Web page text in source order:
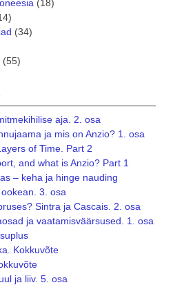
(18)
(34)
(55)
aja. 2. osa
ja mis on Anzio? 1. osa
of Time. Part 2
and what is Anzio? Part 1
– keha ja hinge nauding
3. osa
Sintra ja Cascais. 2. osa
ja vaatamisväärsused. 1. osa
Kokkuvõte
ja liiv. 5. osa